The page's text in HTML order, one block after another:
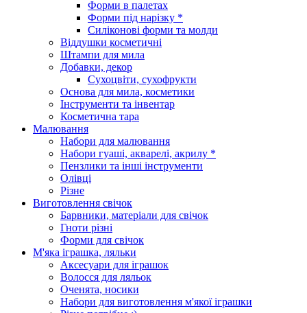
Форми в палетах
Форми під нарізку *
Силіконові форми та молди
Віддушки косметичні
Штампи для мила
Добавки, декор
Сухоцвіти, сухофрукти
Основа для мила, косметики
Інструменти та інвентар
Косметична тара
Малювання
Набори для малювання
Набори гуаші, акварелі, акрилу *
Пензлики та інші інструменти
Олівці
Різне
Виготовлення свічок
Барвники, матеріали для свічок
Гноти різні
Форми для свічок
М'яка іграшка, ляльки
Аксесуари для іграшок
Волосся для ляльок
Оченята, носики
Набори для виготовлення м'якої іграшки